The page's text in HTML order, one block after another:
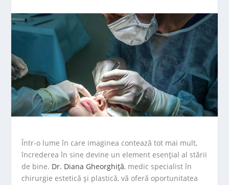
Într-o lume în care imaginea contează tot mai mult,
încrederea în sine devine un element esențial al stării
de bine. Dr. Diana Gheorghiță, medic specialist în
chirurgie estetică și plastică, vă oferă oportunitatea